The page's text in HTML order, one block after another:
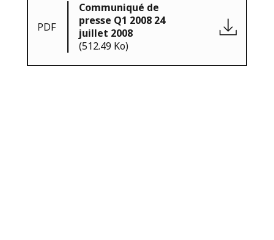
PDF
Communiqué de
presse Q1 2008 24
juillet 2008
(512.49 Ko)